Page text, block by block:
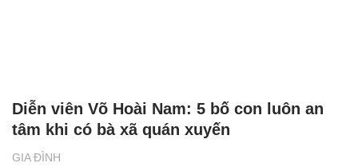
GIA ĐÌNH
Diễn viên Võ Hoài Nam: 5 bố con luôn an
tâm khi có bà xã quán xuyến